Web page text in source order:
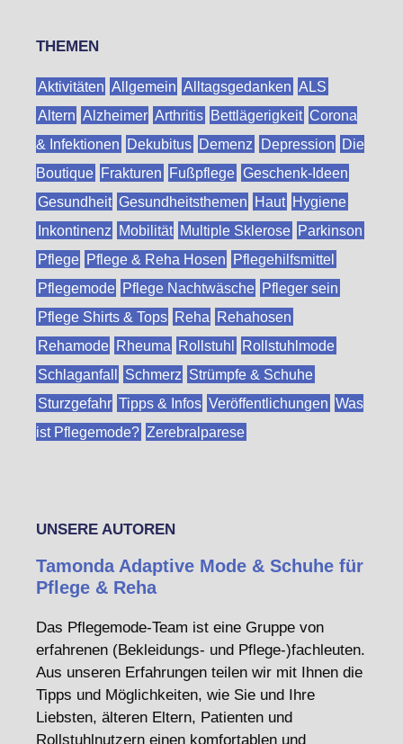
THEMEN
Aktivitäten Allgemein Alltagsgedanken ALS
Altern Alzheimer Arthritis Bettlägerigkeit Corona
& Infektionen Dekubitus Demenz Depression Die
Boutique Frakturen Fußpflege Geschenk-Ideen
Gesundheit Gesundheitsthemen Haut Hygiene
Inkontinenz Mobilität Multiple Sklerose Parkinson
Pflege Pflege & Reha Hosen Pflegehilfsmittel
Pflegemode Pflege Nachtwäsche Pfleger sein
Pflege Shirts & Tops Reha Rehahosen
Rehamode Rheuma Rollstuhl Rollstuhlmode
Schlaganfall Schmerz Strümpfe & Schuhe
Sturzgefahr Tipps & Infos Veröffentlichungen Was
ist Pflegemode? Zerebralparese
UNSERE AUTOREN
Tamonda Adaptive Mode & Schuhe für
Pflege & Reha
Das Pflegemode-Team ist eine Gruppe von
erfahrenen (Bekleidungs- und Pflege-)fachleuten.
Aus unseren Erfahrungen teilen wir mit Ihnen die
Tipps und Möglichkeiten, wie Sie und Ihre
Liebsten, älteren Eltern, Patienten und
Rollstuhlnutzern einen komfortablen und